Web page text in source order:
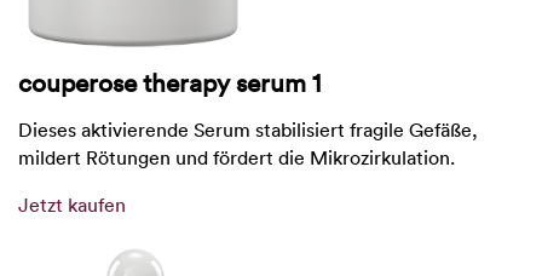
couperose therapy serum 1
Dieses aktivierende Serum stabilisiert fragile Gefäße,
mildert Rötungen und fördert die Mikrozirkulation.
Jetzt kaufen